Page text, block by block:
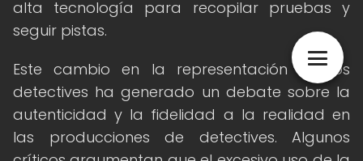
alta tecnología para recopilar pruebas y
seguir pistas.
Este cambio en la representación de los
detectives ha generado un debate sobre la
autenticidad y la fidelidad a la realidad en
las producciones de detectives. Algunos